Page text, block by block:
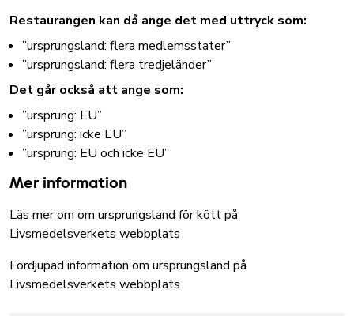
Restaurangen kan då ange det med uttryck som:
”ursprungsland: flera medlemsstater”
”ursprungsland: flera tredjeländer”
Det går också att ange som:
”ursprung: EU”
”ursprung: icke EU”
”ursprung: EU och icke EU”
Mer information
Läs mer om om ursprungsland för kött på
Livsmedelsverkets webbplats
Fördjupad information om ursprungsland på
Livsmedelsverkets webbplats